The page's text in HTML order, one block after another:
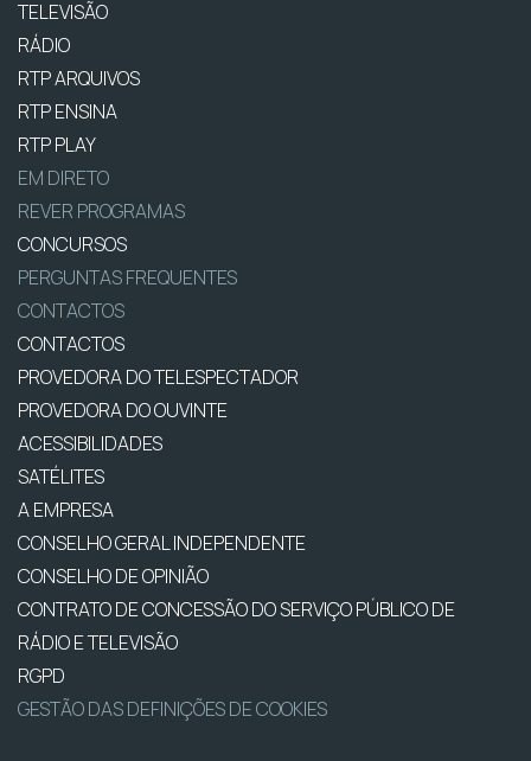
TELEVISÃO
RÁDIO
RTP ARQUIVOS
RTP ENSINA
RTP PLAY
EM DIRETO
REVER PROGRAMAS
CONCURSOS
PERGUNTAS FREQUENTES
CONTACTOS
CONTACTOS
PROVEDORA DO TELESPECTADOR
PROVEDORA DO OUVINTE
ACESSIBILIDADES
SATÉLITES
A EMPRESA
CONSELHO GERAL INDEPENDENTE
CONSELHO DE OPINIÃO
CONTRATO DE CONCESSÃO DO SERVIÇO PÚBLICO DE
RÁDIO E TELEVISÃO
RGPD
GESTÃO DAS DEFINIÇÕES DE COOKIES